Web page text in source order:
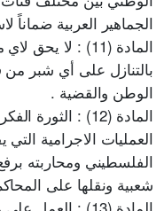
الجماهير العربية ضماناً
المادة (11) : لا
بالتنازل على أي شبر
الوطن والقضية .
المادة (12) :
العمليات الاجرامية
الفلسطيني ومحاربته
شعبية ونقلها على